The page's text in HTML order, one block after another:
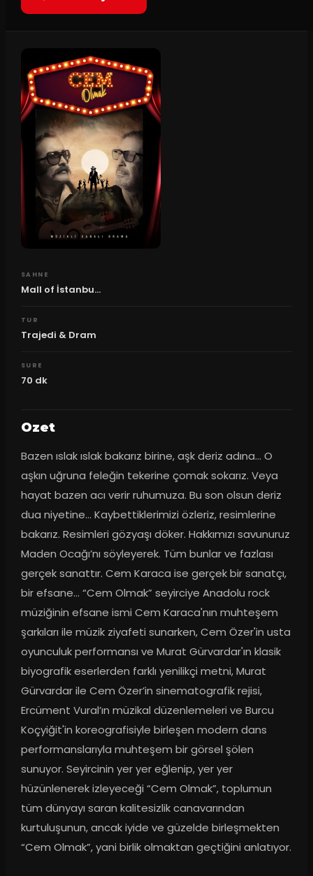
SAHNE
Mall of İstanbu...
TUR
Trajedi & Dram
SURE
70 dk
Ozet
Bazen ıslak ıslak bakarız birine, aşk deriz adına... O
aşkın uğruna feleğin tekerine çomak sokarız. Veya
hayat bazen acı verir ruhumuza. Bu son olsun deriz
dua niyetine... Kaybettiklerimizi özleriz, resimlerine
bakarız. Resimleri gözyaşı döker. Hakkımızı savunuruz
Maden Ocağı’nı söyleyerek. Tüm bunlar ve fazlası
gerçek sanattır. Cem Karaca ise gerçek bir sanatçı,
bir efsane... “Cem Olmak” seyirciye Anadolu rock
müziğinin efsane ismi Cem Karaca'nın muhteşem
şarkıları ile müzik ziyafeti sunarken, Cem Özer'in usta
oyunculuk performansı ve Murat Gürvardar'ın klasik
biyografik eserlerden farklı yenilikçi metni, Murat
Gürvardar ile Cem Özer’in sinematografik rejisi,
Ercüment Vural’ın müzikal düzenlemeleri ve Burcu
Koçyiğit'in koreografisiyle birleşen modern dans
performanslarıyla muhteşem bir görsel şölen
sunuyor. Seyircinin yer yer eğlenip, yer yer
hüzünlenerek izleyeceği “Cem Olmak”, toplumun
tüm dünyayı saran kalitesizlik canavarından
kurtuluşunun, ancak iyide ve güzelde birleşmekten
“Cem Olmak”, yani birlik olmaktan geçtiğini anlatıyor.